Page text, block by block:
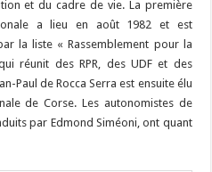
et du cadre de vie. La première
a lieu en août 1982 et est
la liste « Rassemblement pour la
réunit des RPR, des UDF et des
Paul de Rocca Serra est ensuite élu
de Corse. Les autonomistes de
par Edmond Siméoni, ont quant